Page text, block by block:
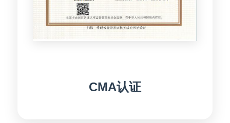
CMA认证